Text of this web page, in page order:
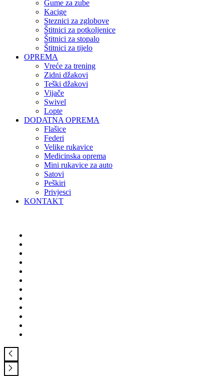
Gume za zube
Kacige
Steznici za zglobove
Štitnici za potkoljenice
Štitnici za stopalo
Štitnici za tijelo
OPREMA
Vreće za trening
Zidni džakovi
Teški džakovi
Vijače
Swivel
Lopte
DODATNA OPREMA
Flašice
Federi
Velike rukavice
Medicinska oprema
Mini rukavice za auto
Satovi
Peškiri
Privjesci
KONTAKT